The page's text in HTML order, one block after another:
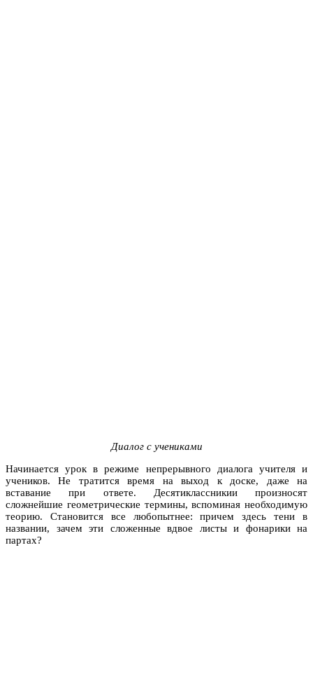
Диалог с учениками
Начинается урок в режиме непрерывного диалога учителя и
учеников. Не тратится время на выход к доске, даже на
вставание при ответе. Десятиклассникии произносят
сложнейшие геометрические термины, вспоминая необходимую
теорию. Становится все любопытнее: причем здесь тени в
названии, зачем эти сложенные вдвое листы и фонарики на
партах?